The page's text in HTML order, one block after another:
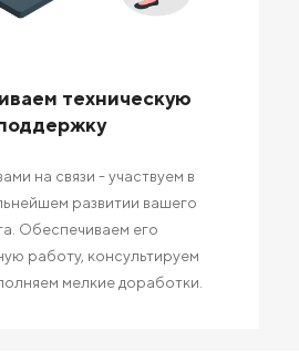
техническую
на связи - участвуем в
развитии вашего
Обеспечиваем его
работу, консультируем
мелкие доработки.